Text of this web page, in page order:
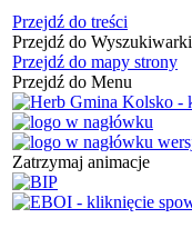
Przejdź do treści
Przejdź do Wyszukiwarki
Przejdź do mapy strony
Przejdź do Menu
Zatrzymaj animacje